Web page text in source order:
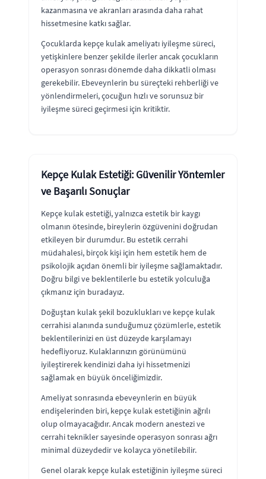
kazanmasına ve akranları arasında daha rahat
hissetmesine katkı sağlar.
Çocuklarda kepçe kulak ameliyatı iyileşme süreci,
yetişkinlere benzer şekilde ilerler ancak çocukların
operasyon sonrası dönemde daha dikkatli olması
gerekebilir. Ebeveynlerin bu süreçteki rehberliği ve
yönlendirmeleri, çocuğun hızlı ve sorunsuz bir
iyileşme süreci geçirmesi için kritiktir.
Kepçe Kulak Estetiği: Güvenilir Yöntemler
ve Başarılı Sonuçlar
Kepçe kulak estetiği, yalnızca estetik bir kaygı
olmanın ötesinde, bireylerin özgüvenini doğrudan
etkileyen bir durumdur. Bu estetik cerrahi
müdahalesi, birçok kişi için hem estetik hem de
psikolojik açıdan önemli bir iyileşme sağlamaktadır.
Doğru bilgi ve beklentilerle bu estetik yolculuğa
çıkmanız için buradayız.
Doğuştan kulak şekil bozuklukları ve kepçe kulak
cerrahisi alanında sunduğumuz çözümlerle, estetik
beklentilerinizi en üst düzeyde karşılamayı
hedefliyoruz. Kulaklarınızın görünümünü
iyileştirerek kendinizi daha iyi hissetmenizi
sağlamak en büyük önceliğimizdir.
Ameliyat sonrasında ebeveynlerin en büyük
endişelerinden biri, kepçe kulak estetiğinin ağrılı
olup olmayacağıdır. Ancak modern anestezi ve
cerrahi teknikler sayesinde operasyon sonrası ağrı
minimal düzeydedir ve kolayca yönetilebilir.
Genel olarak kepçe kulak estetiğinin iyileşme süreci